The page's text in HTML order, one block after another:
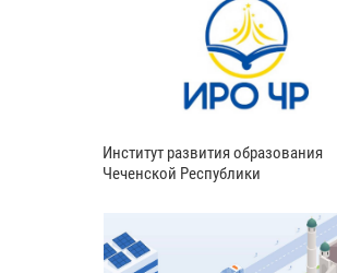
Институт развития образования
Чеченской Республики